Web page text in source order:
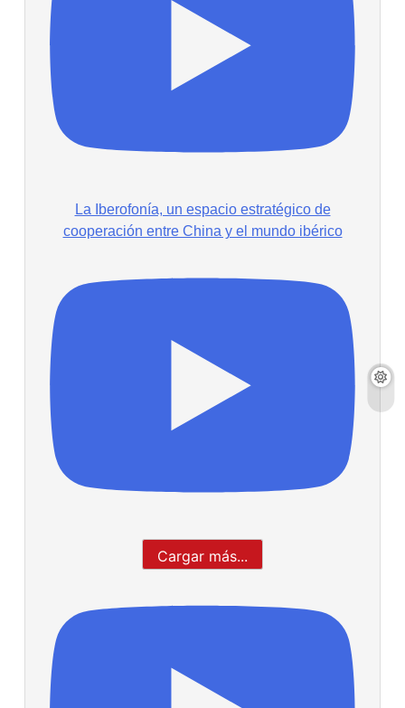
La Iberofonía, un espacio estratégico de
cooperación entre China y el mundo ibérico
Cargar más...